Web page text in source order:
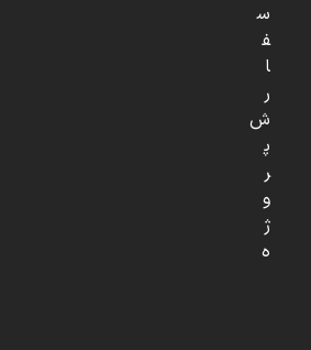
س
ف
ا
ر
ش
پ
ر
و
ژ
ه